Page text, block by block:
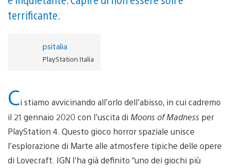
terrificante.
psitalia
PlayStation Italia
Ci stiamo avvicinando all’orlo dell’abisso, in cui cadremo
il 21 gennaio 2020 con l’uscita di Moons of Madness per
PlayStation 4. Questo gioco horror spaziale unisce
l’esplorazione di Marte alle atmosfere tipiche delle opere
di Lovecraft. IGN l’ha già definito “uno dei giochi più